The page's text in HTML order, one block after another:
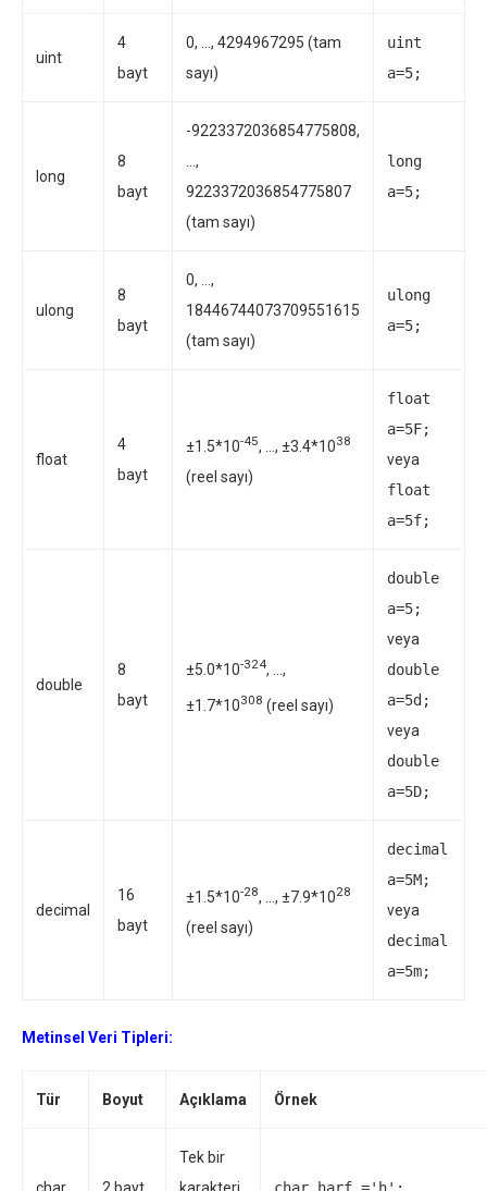
uint
4
bayt
0, …, 4294967295 (tam
sayı)
uint
a=5;
long
8
bayt
-9223372036854775808,
…,
9223372036854775807
(tam sayı)
long
a=5;
ulong
8
bayt
0, …,
18446744073709551615
(tam sayı)
ulong
a=5;
float
4
bayt
±1.5*10-45, …, ±3.4*1038
(reel sayı)
float
a=5F;
veya
float
a=5f;
double
8
bayt
±5.0*10-324, …,
±1.7*10308 (reel sayı)
double
a=5;
veya
double
a=5d;
veya
double
a=5D;
decimal
16
bayt
±1.5*10-28, …, ±7.9*1028
(reel sayı)
decimal
a=5M;
veya
decimal
a=5m;
Metinsel Veri Tipleri:
Tür Boyut Açıklama Örnek
Tek bir